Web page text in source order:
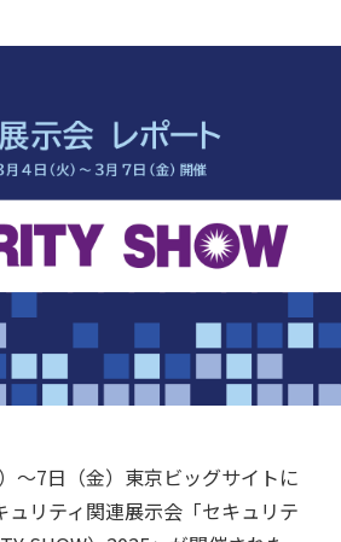
〜7日（金）東京ビッグサイトに
ュリティ関連展示会「セキュリテ